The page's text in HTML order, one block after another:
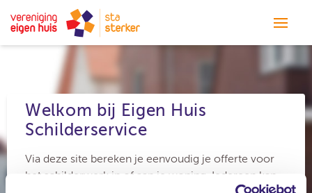
Over de Schilderservice
Contact
Welkom bij Eigen Huis
Schilderservice
Via deze site bereken je eenvoudig je offerte voor
het schilderwerk in of aan je woning. Iedereen kan